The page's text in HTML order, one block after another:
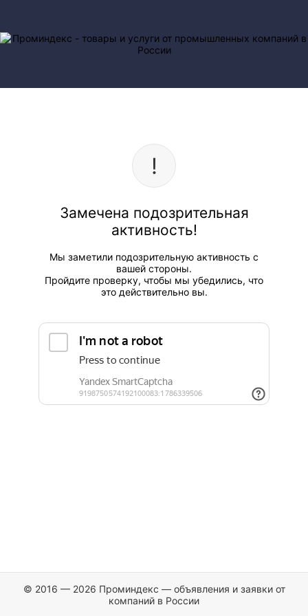
Замечена подозрительная
активность!
Мы заметили подозрительную активность с
вашей стороны.
Пройдите проверку, чтобы мы убедились, что
это действительно вы.
© 2016 — 2026 Проминдекс — объявления и заявки от
компаний в России